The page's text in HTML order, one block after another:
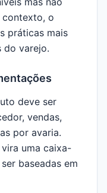
contexto, o
práticas mais
do varejo.
deve ser
vendas,
por avaria.
uma caixa-
baseadas em